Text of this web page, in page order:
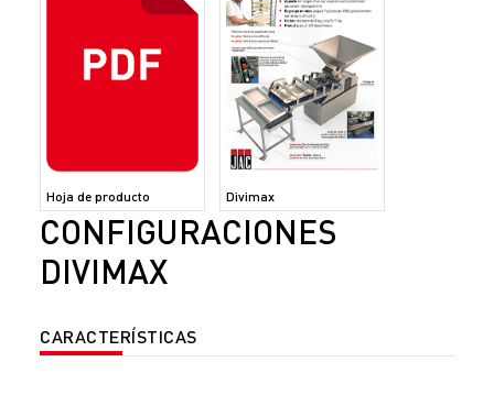
Hoja de producto Divimax
CONFIGURACIONES
DIVIMAX
CARACTERÍSTICAS